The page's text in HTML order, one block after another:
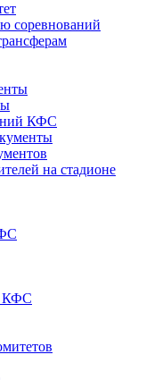
соревнований
КФС
на стадионе
КФС